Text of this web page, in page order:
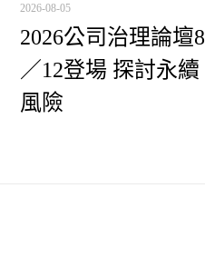
2026-08-05
2026公司治理論壇8
／12登場 探討永續
風險